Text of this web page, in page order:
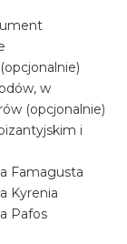
w
(opcjonalnie)
i
Famagusta
Kyrenia
Pafos